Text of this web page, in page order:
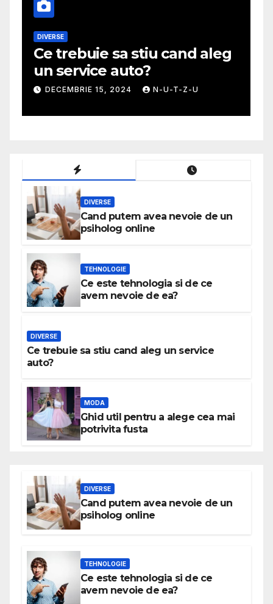
sa stiu cand aleg
auto?
15, 2024 N-U-T-Z-U
Ghid util
NOIEMBRIE 30,
DIVERSE
Cand putem avea nevoie de un
psiholog online
TEHNOLOGIE
Ce este tehnologia si de ce
avem nevoie de ea?
DIVERSE
Ce trebuie sa stiu cand aleg un service
auto?
MODA
Ghid util pentru a alege cea mai
potrivita fusta
DIVERSE
Cand putem avea nevoie de un
psiholog online
TEHNOLOGIE
Ce este tehnologia si de ce
avem nevoie de ea?